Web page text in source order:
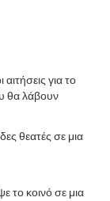
για το
θα λάβουν
θεατές σε μια
το κοινό σε μια